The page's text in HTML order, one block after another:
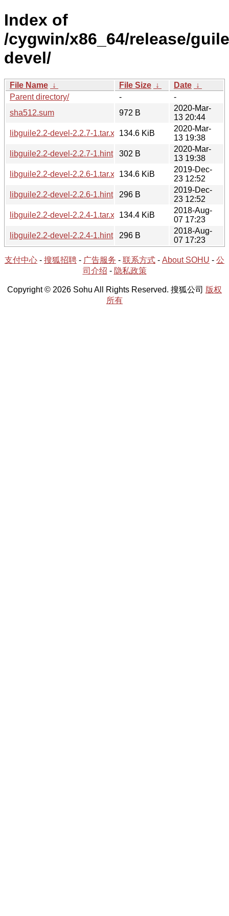
Index of
/cygwin/x86_64/release/
devel/
File Name ↓ File Size ↓ Date ↓
Parent directory/
-
-
sha512.sum
972 B
2020-Mar-
13 20:44
libguile2.2-devel-2.2.7-1.tar.xz
134.6 KiB
2020-Mar-
13 19:38
libguile2.2-devel-2.2.7-1.hint
302 B
2020-Mar-
13 19:38
libguile2.2-devel-2.2.6-1.tar.xz
134.6 KiB
2019-Dec-
23 12:52
libguile2.2-devel-2.2.6-1.hint
296 B
2019-Dec-
23 12:52
libguile2.2-devel-2.2.4-1.tar.xz
134.4 KiB
2018-Aug-
07 17:23
libguile2.2-devel-2.2.4-1.hint
296 B
2018-Aug-
07 17:23
支付中心 - 搜狐招聘 - 广告服务 - 联系方式 - About SOHU - 公
司介绍 - 隐私政策
Copyright © 2026 Sohu All Rights Reserved. 搜狐公司 版权
所有